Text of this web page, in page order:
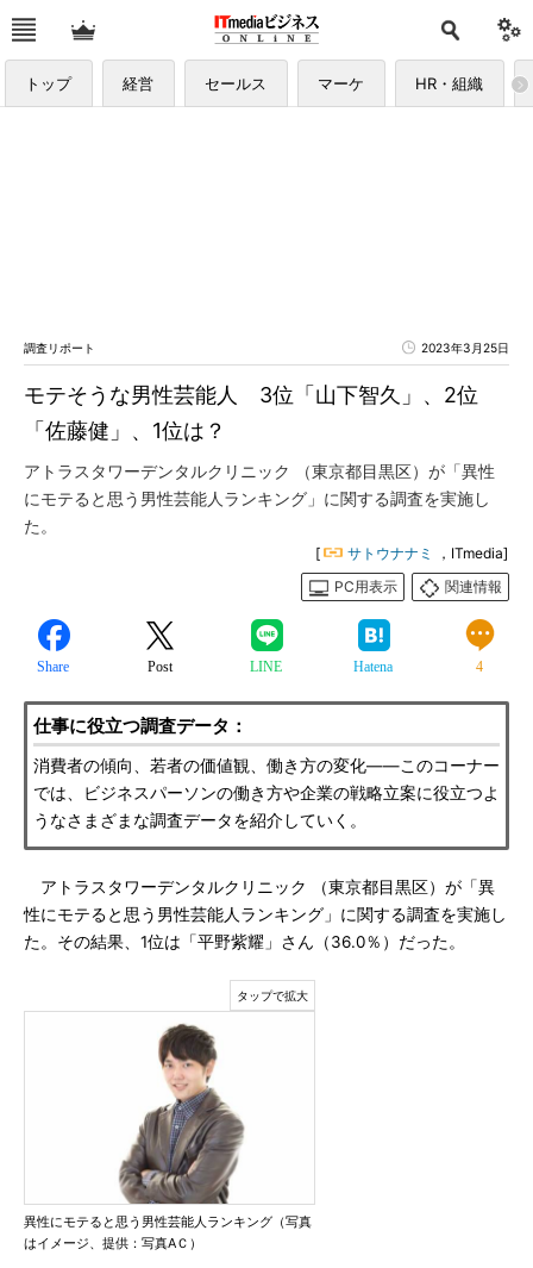
トップ 経営 セールス マーケ HR・組織
調査リポート 2023年3月25日
モテそうな男性芸能人 3位「山下智久」、2位
「佐藤健」、1位は？
アトラスタワーデンタルクリニック （東京都目黒区）が「異性
にモテると思う男性芸能人ランキング」に関する調査を実施し
た。
[ サトウナナミ
，ITmedia]
PC用表示
関連情報
Share Post LINE Hatena 4
仕事に役立つ調査データ：
消費者の傾向、若者の価値観、働き方の変化――このコーナー
では、ビジネスパーソンの働き方や企業の戦略立案に役立つよ
うなさまざまな調査データを紹介していく。
アトラスタワーデンタルクリニック （東京都目黒区）が「異
性にモテると思う男性芸能人ランキング」に関する調査を実施し
た。その結果、1位は「平野紫耀」さん（36.0％）だった。
異性にモテると思う男性芸能人ランキング（写真
はイメージ、提供：写真AＣ）